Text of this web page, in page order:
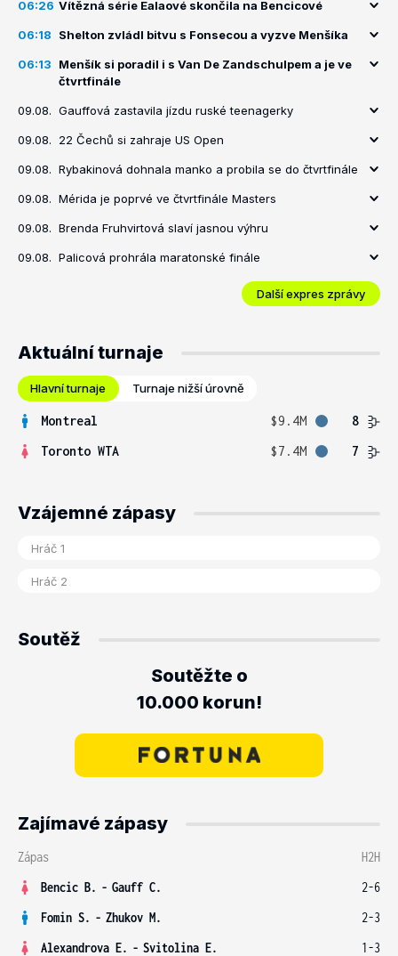
06:26 Vítězná série Ealaové skončila na Bencicové
06:18 Shelton zvládl bitvu s Fonsecou a vyzve Menšíka
06:13
Menšík si poradil i s Van De Zandschulpem a je ve
čtvrtfinále
09.08. Gauffová zastavila jízdu ruské teenagerky
09.08. 22 Čechů si zahraje US Open
09.08. Rybakinová dohnala manko a probila se do čtvrtfinále
09.08. Mérida je poprvé ve čtvrtfinále Masters
09.08. Brenda Fruhvirtová slaví jasnou výhru
09.08. Palicová prohrála maratonské finále
Další expres zprávy
Aktuální turnaje
Hlavní turnaje Turnaje nižší úrovně
Montreal $9.4M
8
Toronto WTA
$7.4M 7
Vzájemné zápasy
Soutěž
Soutěžte o
10.000 korun!
Zajímavé zápasy
Zápas
H2H
Bencic B. - Gauff C.
2-6
Fomin S. - Zhukov M.
2-3
Alexandrova E. - Svitolina E.
1-3